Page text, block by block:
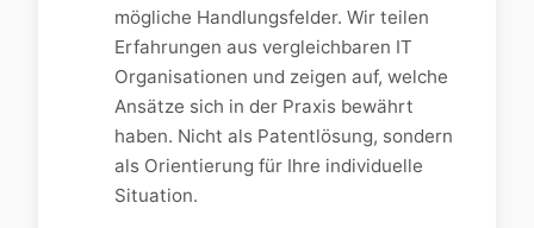
mögliche Handlungsfelder. Wir teilen
Erfahrungen aus vergleichbaren IT
Organisationen und zeigen auf, welche
Ansätze sich in der Praxis bewährt
haben. Nicht als Patentlösung, sondern
als Orientierung für Ihre individuelle
Situation.